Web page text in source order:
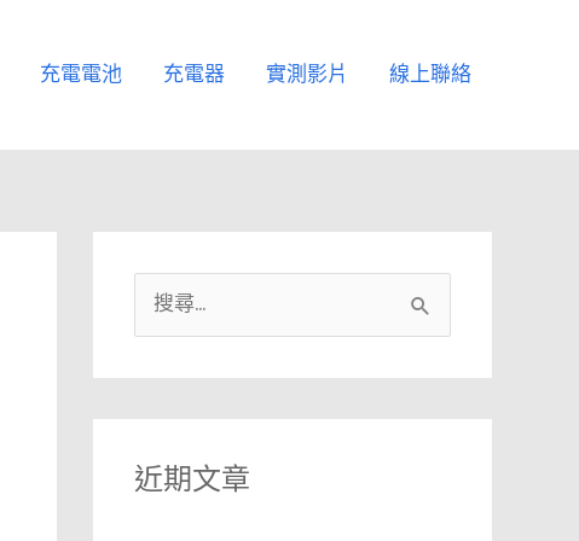
充電電池 充電器 實測影片 線上聯絡
尋
關
鍵
字
近期文章